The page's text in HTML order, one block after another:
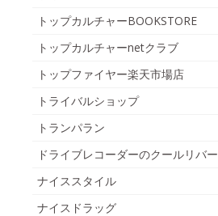
トップカルチャーBOOKSTORE
トップカルチャーnetクラブ
トップファイヤー楽天市場店
トライバルショップ
トランパラン
ドライブレコーダーのクールリバー
ナイススタイル
ナイスドラッグ